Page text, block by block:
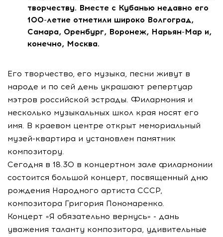
творчеству. Вместе с Кубанью недавно его
100-летие отметили широко Волгоград,
Самара, Оренбург, Воронеж, Нарьян-Мар и,
конечно, Москва.
Его творчество, его музыка, песни живут в
народе и по сей день украшают репертуар
мэтров российской эстрады. Филармония и
несколько музыкальных школ края носят его
имя. В краевом центре открыт мемориальный
музей-квартира и установлен памятник
композитору.
Сегодня в 18.30 в концертном зале филармонии
состоится большой концерт, посвященный дню
рождения Народного артиста СССР,
композитора Григория Пономаренко.
Концерт «Я обязательно вернусь» - дань
уважения таланту композитора, удивительные